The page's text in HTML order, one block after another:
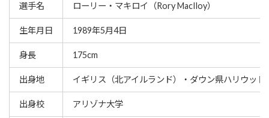
選手名 ローリー・マキロイ（Rory MacIloy）
生年月日 1989年5月4日
身長 175cm
出身地 イギリス（北アイルランド）・ダウン県ハリウッド
出身校 アリゾナ大学